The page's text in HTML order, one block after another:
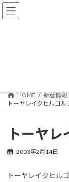
コ
ン
プ
ナ
ビ
動
HOME 新着情報
トーヤレイクヒルゴル
トーヤ
2003年2月14日
トーヤレイクヒル